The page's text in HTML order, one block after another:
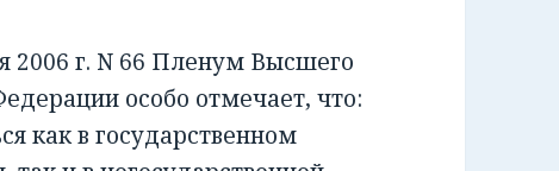
2006 г. N 66 Пленум Высшего
особо отмечает, что:
как в государственном